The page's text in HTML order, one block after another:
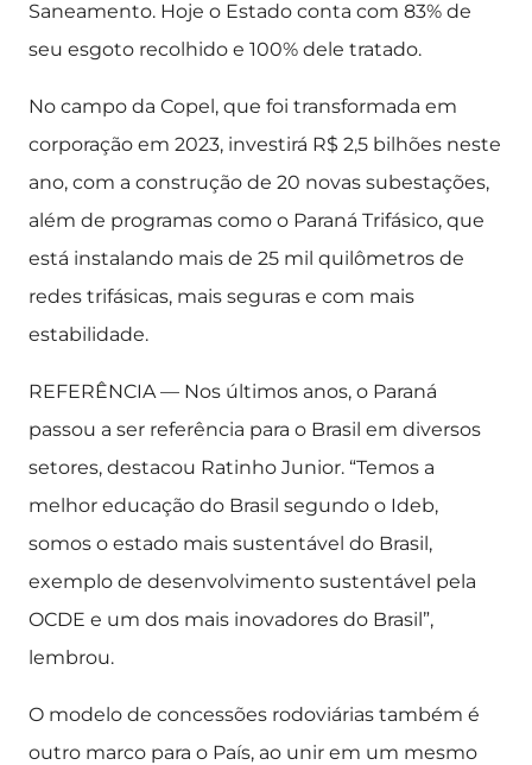
Saneamento. Hoje o Estado conta com 83% de
seu esgoto recolhido e 100% dele tratado.
No campo da Copel, que foi transformada em
corporação em 2023, investirá R$ 2,5 bilhões neste
ano, com a construção de 20 novas subestações,
além de programas como o Paraná Trifásico, que
está instalando mais de 25 mil quilômetros de
redes trifásicas, mais seguras e com mais
estabilidade.
REFERÊNCIA — Nos últimos anos, o Paraná
passou a ser referência para o Brasil em diversos
setores, destacou Ratinho Junior. “Temos a
melhor educação do Brasil segundo o Ideb,
somos o estado mais sustentável do Brasil,
exemplo de desenvolvimento sustentável pela
OCDE e um dos mais inovadores do Brasil”,
lembrou.
O modelo de concessões rodoviárias também é
outro marco para o País, ao unir em um mesmo